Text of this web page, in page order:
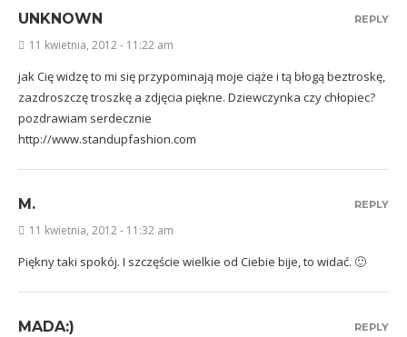
UNKNOWN
11 kwietnia, 2012 - 11:22 am
jak Cię widzę to mi się przypominają moje ciąże i tą błogą beztroskę,
zazdroszczę troszkę a zdjęcia piękne. Dziewczynka czy chłopiec?
pozdrawiam serdecznie
http://www.standupfashion.com
REPLY
M.
11 kwietnia, 2012 - 11:32 am
Piękny taki spokój. I szczęście wielkie od Ciebie bije, to widać. 🙂
REPLY
MADA:) REPLY